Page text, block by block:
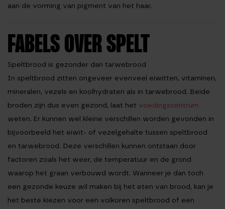
aan de vorming van pigment van het haar.
FABELS OVER SPELT
Speltbrood is gezonder dan tarwebrood
In speltbrood zitten ongeveer evenveel eiwitten, vitaminen,
mineralen, vezels en koolhydraten als in tarwebrood. Beide
broden zijn dus even gezond, laat het voedingscentrum
weten. Er kunnen wel kleine verschillen worden gevonden in
bijvoorbeeld het eiwit- of vezelgehalte tussen speltbrood
en tarwebrood. Deze verschillen kunnen ontstaan door
factoren zoals het weer, de temperatuur en de grond
waarop het graan verbouwd wordt. Wanneer je dan toch
een gezonde keuze wil maken bij het eten van brood, kan je
het beste kiezen voor een volkoren speltbrood of een